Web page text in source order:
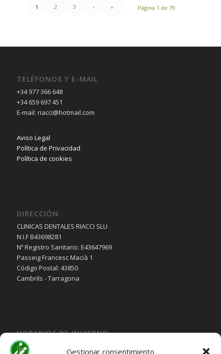
Gestionar consentimiento
Página 1 de 79
1 2 3 › »
TELÉFONOS Y E-MAIL
+34 977 366 648
+34 659 697 451
E-mail: riacci@hotmail.com
Aviso Legal
Política de Privacidad
Política de cookies
DIRECCIÓN
CLINICAS DENTALES RIACCI SLU
N.I.F B43698281
Nº Registro Sanitario: E43647969
Passeig Francesc Macià 1
Código Postal: 43850
Cambrils - Tarragona
HORARIOS DE INVIERNO
Lunes, Martes, Jueves y Viernes: